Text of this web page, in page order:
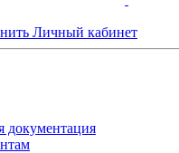
Личный кабинет
документация